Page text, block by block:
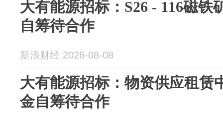
大有能源招标：S26 - 116磁铁
自筹待合作
新浪财经 2026-08-08
大有能源招标：物资供应租赁
金自筹待合作